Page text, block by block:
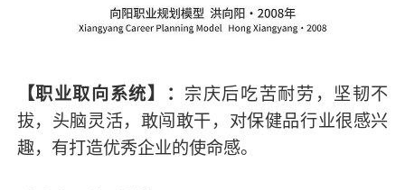
【职业取向系统】： 宗庆后吃苦耐劳，坚韧不
拔，头脑灵活，敢闯敢干，对保健品行业很感兴
趣，有打造优秀企业的使命感。